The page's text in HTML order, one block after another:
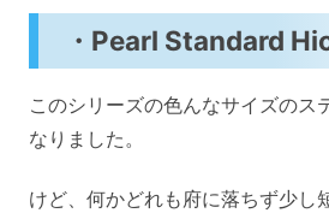
・Pearl Standard
このシリーズの色んなサイズのス
なりました。
けど、何かどれも府に落ちず少し